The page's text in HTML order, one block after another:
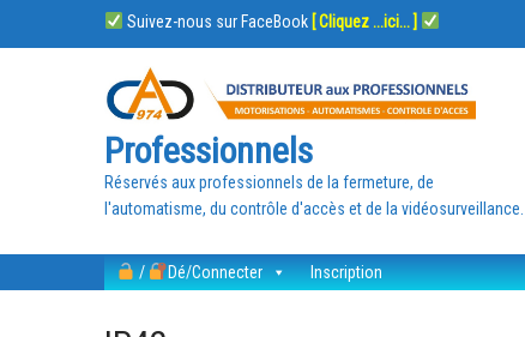
Suivez-nous sur FaceBook [ Cliquez ...ici... ]
Professionnels
Réservés aux professionnels de la fermeture, de
l'automatisme, du contrôle d'accès et de la vidéosurveillance.
/ Dé/Connecter Inscription